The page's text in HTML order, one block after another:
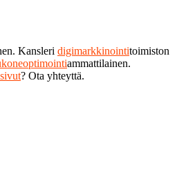
Kansleri digimarkkinointitoimiston
ammattilainen.
? Ota yhteyttä.